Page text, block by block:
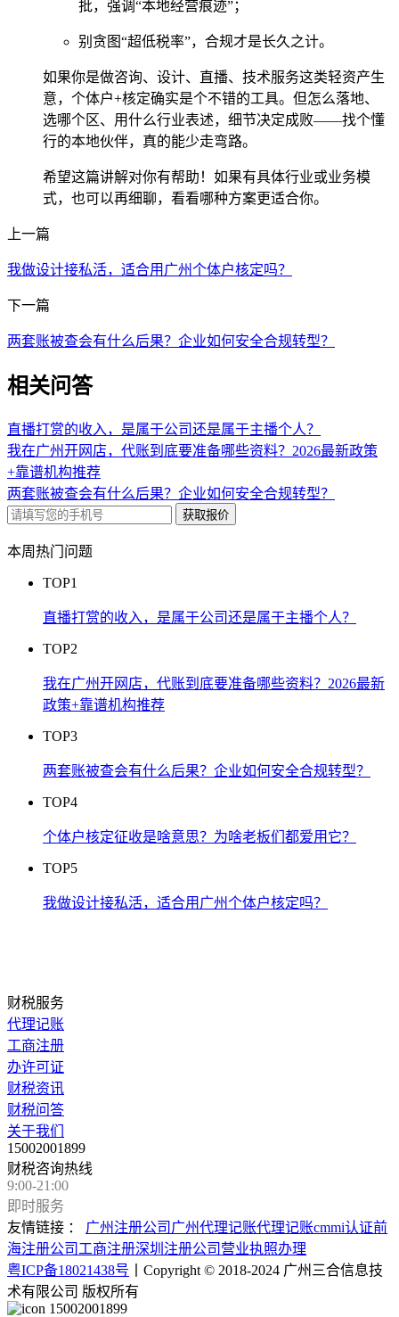
批，强调“本地经营痕迹”；
别贪图“超低税率”，合规才是长久之计。
如果你是做咨询、设计、直播、技术服务这类轻资产生
意，个体户+核定确实是个不错的工具。但怎么落地、
选哪个区、用什么行业表述，细节决定成败——找个懂
行的本地伙伴，真的能少走弯路。
希望这篇讲解对你有帮助！如果有具体行业或业务模
式，也可以再细聊，看看哪种方案更适合你。
上一篇
​我做设计接私活，适合用广州个体户核定吗？
下一篇
​两套账被查会有什么后果？企业如何安全合规转型？
相关问答
直播打赏的收入，是属于公司还是属于主播个人？
​我在广州开网店，代账到底要准备哪些资料？2026最新政策
+靠谱机构推荐
​两套账被查会有什么后果？企业如何安全合规转型？
获取报价
本周热门问题
TOP1
直播打赏的收入，是属于公司还是属于主播个人？
TOP2
​我在广州开网店，代账到底要准备哪些资料？2026最新
政策+靠谱机构推荐
TOP3
​两套账被查会有什么后果？企业如何安全合规转型？
TOP4
​个体户核定征收是啥意思？为啥老板们都爱用它？
TOP5
​我做设计接私活，适合用广州个体户核定吗？
财税服务
代理记账
工商注册
办许可证
财税资讯
财税问答
关于我们
15002001899
财税咨询热线
9:00-21:00
即时服务
友情链接 ：
广州注册公司 广州代理记账代理记账cmmi认证前
海注册公司 工商注册深圳注册公司 营业执照办理
粤ICP备18021438号 丨Copyright © 2018-2024 广州三合信息技
术有限公司 版权所有
15002001899